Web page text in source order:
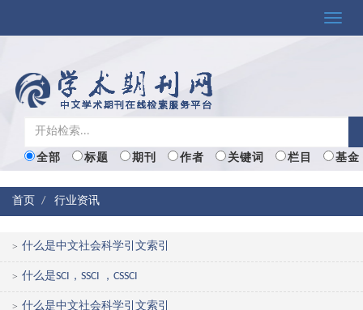
Toggle
全部 标题 期刊 作者 关键词 栏目 基金
首页 行业资讯
> 什么是中文社会科学引文索引
> 什么是SCI，SSCI ，CSSCI
> 什么是中文社会科学引文索引